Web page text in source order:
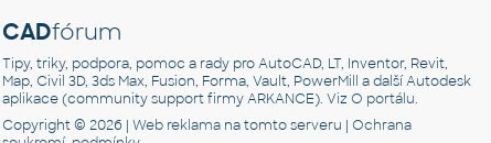
CADfórum
Tipy, triky, podpora, pomoc a rady pro AutoCAD, LT, Inventor, Revit,
Map, Civil 3D, 3ds Max, Fusion, Forma, Vault, PowerMill a další Autodesk
aplikace (community support firmy ARKANCE). Viz O portálu.
Copyright © 2026 | Web reklamana tomto serveru | Ochrana